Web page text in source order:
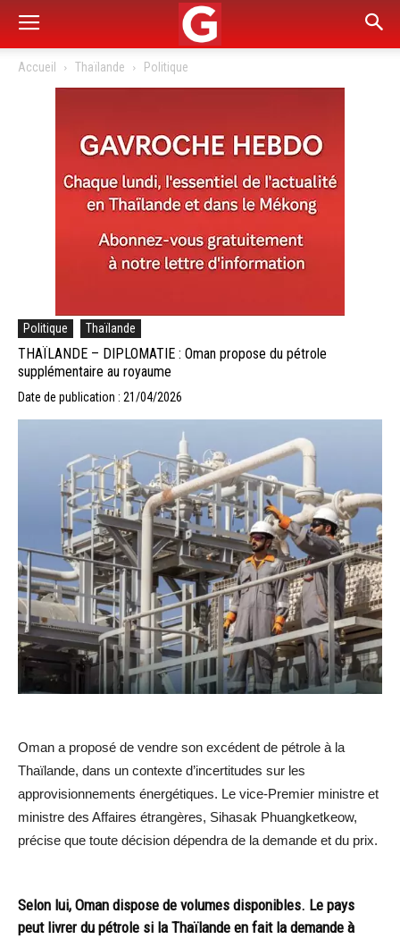
Accueil Thaïlande Politique
Politique Thaïlande
THAÏLANDE – DIPLOMATIE : Oman propose du pétrole
supplémentaire au royaume
Date de publication : 21/04/2026
Oman a proposé de vendre son excédent de pétrole à la
Thaïlande, dans un contexte d’incertitudes sur les
approvisionnements énergétiques. Le vice-Premier ministre et
ministre des Affaires étrangères, Sihasak Phuangketkeow,
précise que toute décision dépendra de la demande et du prix.
Selon lui, Oman dispose de volumes disponibles. Le pays
peut livrer du pétrole si la Thaïlande en fait la demande à